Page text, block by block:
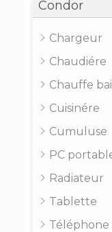
Condor
Chargeur
Chaudiére
Chauffe
Cuisinére
Cumuluse
PC
Radiateur
Tablette
Téléphone